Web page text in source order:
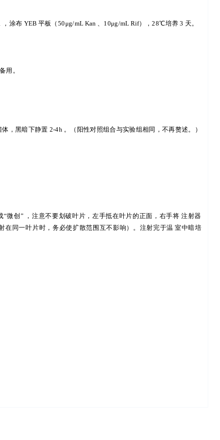
，涂布 YEB 平板（ 50μg/mL Kan 、 10μg/mL Rif），28℃培养 3 天。
用。
，黑暗下静置 2-4h 。（阳性对照组合与实验组相同，不再赘述。）
“微创 ” ，注意不要划破叶片，左手抵在叶片的正面，右手将 注射器
在同一叶片时，务必使扩散范围互不影响）。注射完于温 室中暗培